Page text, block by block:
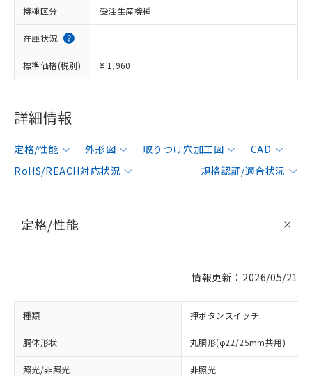
機種区分 受注生産機種
在庫状況
標準価格(税別) ¥ 1,960
詳細情報
定格/性能 外形図 取りつけ穴加工図
CAD
RoHS/REACH対応状況
規格認証/適合状況
定格/性能
情報更新：2026/05/21
種類 押ボタンスイッチ
胴体形状 丸胴形(φ22/25mm共用)
照光/非照光 非照光